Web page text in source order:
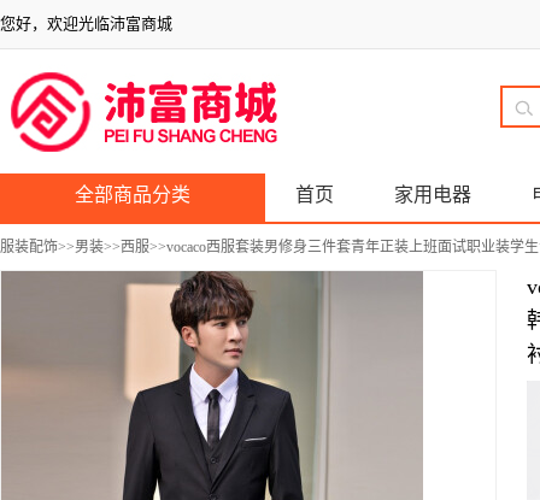
您好，欢迎光临沛富商城
全部商品分类 首页 家用电器
服装配饰>>男装>>西服>>vocaco西服套装男修身三件套青年正装上班面试职业装学